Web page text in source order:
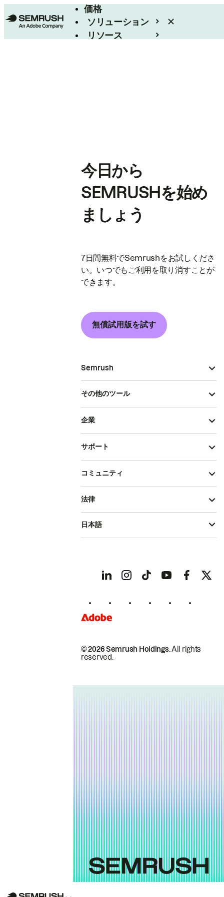
価格
ソリューション
リソース
今日から
SEMRUSHを始め
ましょう
7日間無料でSemrushをお試しくださ
い。いつでもご利用を取り消すことが
できます。
無償試用版を試す
Semrush
その他のツール
企業
サポート
コミュニティ
© 2026 Semrush Holdings.All rights
reserved.
法律
日本語